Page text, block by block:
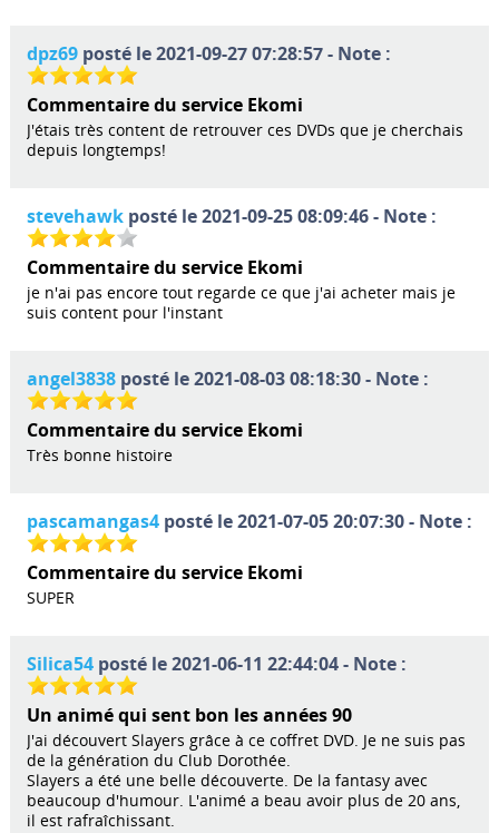
dpz69posté le 2021-09-27 07:28:57 - Note :
Commentaire du service Ekomi
J'étais très content de retrouver ces DVDs que je cherchais
depuis longtemps!
stevehawkposté le 2021-09-25 08:09:46 - Note :
Commentaire du service Ekomi
je n'ai pas encore tout regarde ce que j'ai acheter mais je
suis content pour l'instant
angel3838posté le 2021-08-03 08:18:30 - Note :
Commentaire du service Ekomi
Très bonne histoire
pascamangas4posté le 2021-07-05 20:07:30 - Note :
Commentaire du service Ekomi
SUPER
Silica54posté le 2021-06-11 22:44:04 - Note :
Un animé qui sent bon les années 90
J'ai découvert Slayers grâce à ce coffret DVD. Je ne suis pas
de la génération du Club Dorothée.
Slayers a été une belle découverte. De la fantasy avec
beaucoup d'humour. L'animé a beau avoir plus de 20 ans,
il est rafraîchissant.